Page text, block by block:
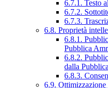
6.7.1. Testo
6.7.2.
6.7.3.
6.8. Proprietà
6.8.1.
Pubblica
6.8.2.
dalla
6.8.3.
6.9.